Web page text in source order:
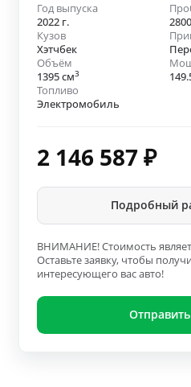
Год выпуска
2022 г.
Кузов
Хэтчбек
Объём
1395 см3
Топливо
Электромобиль
2 146 587 ₽
Подробный
ВНИМАНИЕ! Стоимость
Оставьте заявку, чтобы
интересующего вас авто!